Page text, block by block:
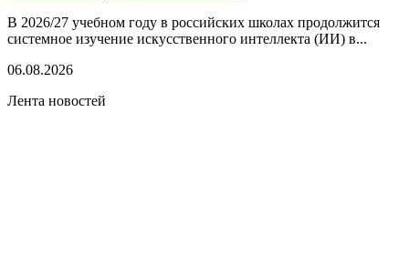
В 2026/27 учебном году в российских школах продолжится
системное изучение искусственного интеллекта (ИИ) в...
06.08.2026
Лента новостей